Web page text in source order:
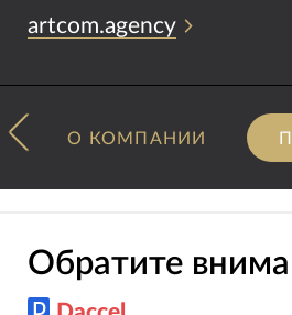
artcom.agency
О КОМПАНИИ
Обратите